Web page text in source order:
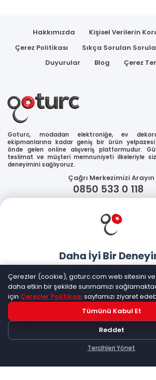
Hakkımızda
Kişisel Verilerin
Çerez Politikası
Sıkça Sorulan
Duyurular
Blog Çerez
Goturc, modadan elektroniğe, ev
ekipmanlarına kadar geniş bir ürün
önde gelen online alışveriş platformudur.
teslimat ve müşteri memnuniyeti ilkeleriyle
deneyimini sağlıyoruz.
Çağrı Merkezimizi Arayın
0850 533 0 118
Güvenliğiniz
Sosyal Medya
Mobil
Daha İyi Bir
Goturc mobil uygulamasıyla daha hızlı
yapın
Hemen Dene!
Uygulama yüklüyse açılacak, değilse
yönlendirileceksiniz
Çerezler (cookie), goturc.com web sitesini
daha etkin bir şekilde sunmamızı
için Çerezler Politikası sayfamızı ziyaret
Tümünü Kabul Et
Reddet
Tercihleri Yönet